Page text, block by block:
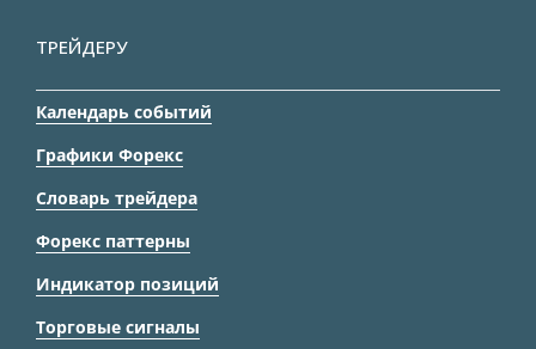
ТРЕЙДЕРУ
Календарь событий
Графики Форекс
Словарь трейдера
Форекс паттерны
Индикатор позиций
Торговые сигналы